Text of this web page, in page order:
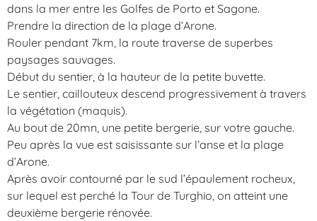
dans la mer entre les Golfes de Porto et Sagone.
Prendre la direction de la plage d’Arone.
Rouler pendant 7km, la route traverse de superbes
paysages sauvages.
Début du sentier, à la hauteur de la petite buvette.
Le sentier, caillouteux descend progressivement à travers
la végétation (maquis).
Au bout de 20mn, une petite bergerie, sur votre gauche.
Peu après la vue est saisissante sur l’anse et la plage
d’Arone.
Après avoir contourné par le sud l’épaulement rocheux,
sur lequel est perché la Tour de Turghio, on atteint une
deuxième bergerie rénovée.